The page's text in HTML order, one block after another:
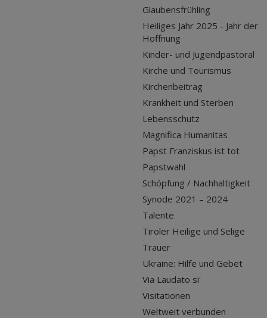
Glaubensfrühling
Heiliges Jahr 2025 - Jahr der
Hoffnung
Kinder- und Jugendpastoral
Kirche und Tourismus
Kirchenbeitrag
Krankheit und Sterben
Lebensschutz
Magnifica Humanitas
Papst Franziskus ist tot
Papstwahl
Schöpfung / Nachhaltigkeit
Synode 2021 – 2024
Talente
Tiroler Heilige und Selige
Trauer
Ukraine: Hilfe und Gebet
Via Laudato si'
Visitationen
Weltweit verbunden